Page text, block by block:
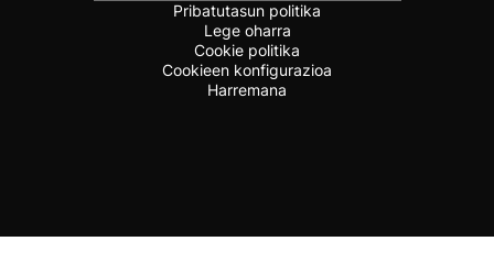
Pribatutasun politika
Lege oharra
Cookie politika
Cookieen konfigurazioa
Harremana